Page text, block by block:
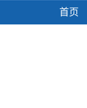
首页